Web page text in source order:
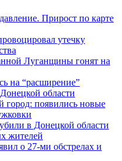
Прирост по карте
утечку
Луганщины гонят на
на “расширение”
области
город: появились новые
в Донецкой области
жителей
о 27-ми обстрелах и